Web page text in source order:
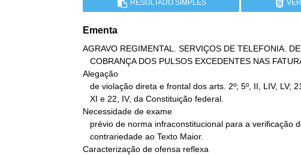
RESULTADO SIMPLES
Ementa
AGRAVO REGIMENTAL. SERVIÇOS DE TELEFONIA.
Alegação
Necessidade de exame
Caracterização de ofensa reflexa